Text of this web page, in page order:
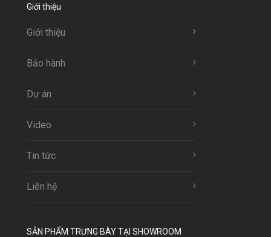
Giới thiệu
Giới thiệu
Bảo hành
Dự án
Video
Tin tức
Liên hệ
SẢN PHẨM TRƯNG BÀY TẠI SHOWROOM